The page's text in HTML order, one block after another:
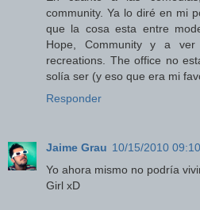
community. Ya lo diré en mi
que la cosa esta entre
Hope, Community y a
recreations. The office no
solía ser (y eso que era mi
Responder
Jaime Grau 10/15/2010
Yo ahora mismo no podría
Girl xD